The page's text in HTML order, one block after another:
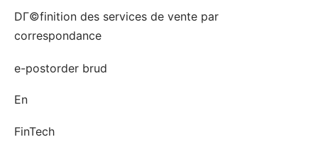
DГ©finition des services de vente par
correspondance
e-postorder brud
En
FinTech